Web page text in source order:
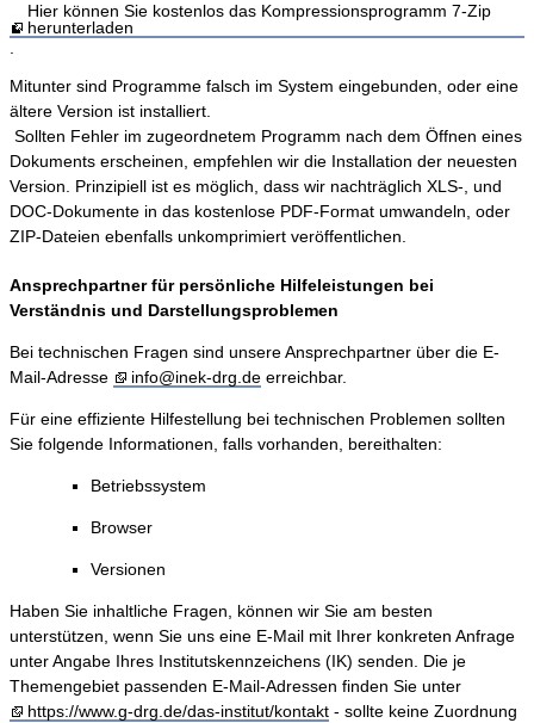
Hier können Sie kostenlos das Kompressionsprogramm 7-Zip
herunterladen
.
Mitunter sind Programme falsch im System eingebunden, oder eine
ältere Version ist installiert.
Sollten Fehler im zugeordnetem Programm nach dem Öffnen eines
Dokuments erscheinen, empfehlen wir die Installation der neuesten
Version. Prinzipiell ist es möglich, dass wir nachträglich XLS-, und
DOC-Dokumente in das kostenlose PDF-Format umwandeln, oder
ZIP-Dateien ebenfalls unkomprimiert veröffentlichen.
Ansprechpartner für persönliche Hilfeleistungen bei
Verständnis und Darstellungsproblemen
Bei technischen Fragen sind unsere Ansprechpartner über die E-
Mail-Adresse
info@inek-drg.de erreichbar.
Für eine effiziente Hilfestellung bei technischen Problemen sollten
Sie folgende Informationen, falls vorhanden, bereithalten:
Betriebssystem
Browser
Versionen
Haben Sie inhaltliche Fragen, können wir Sie am besten
unterstützen, wenn Sie uns eine E-Mail mit Ihrer konkreten Anfrage
unter Angabe Ihres Institutskennzeichens (IK) senden. Die je
Themengebiet passenden E-Mail-Adressen finden Sie unter
https://www.g-drg.de/das-institut/kontakt - sollte keine Zuordnung